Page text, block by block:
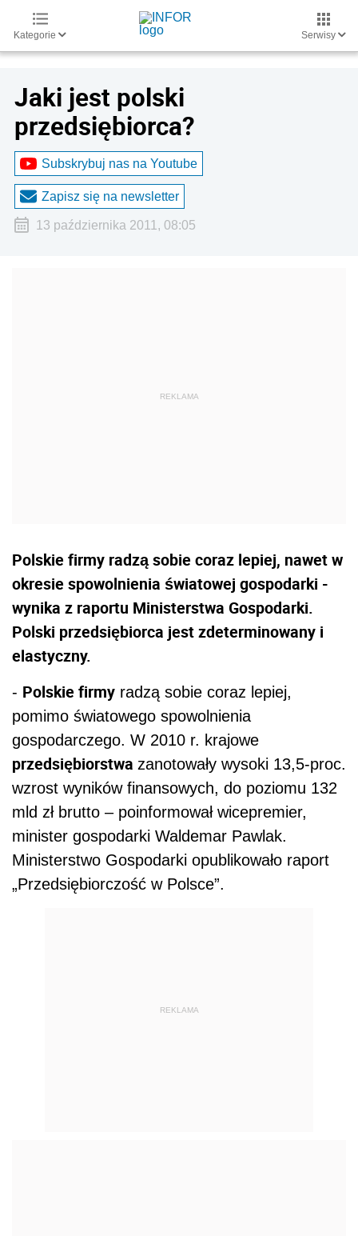
Kategorie Serwisy
Jaki jest polski
przedsiębiorca?
Subskrybuj nas na Youtube
Zapisz się na newsletter
13 października 2011, 08:05
Polskie firmy radzą sobie coraz lepiej, nawet w
okresie spowolnienia światowej gospodarki -
wynika z raportu Ministerstwa Gospodarki.
Polski przedsiębiorca jest zdeterminowany i
elastyczny.
- Polskie firmy radzą sobie coraz lepiej,
pomimo światowego spowolnienia
gospodarczego. W 2010 r. krajowe
przedsiębiorstwa zanotowały wysoki 13,5-proc.
wzrost wyników finansowych, do poziomu 132
mld zł brutto – poinformował wicepremier,
minister gospodarki Waldemar Pawlak.
Ministerstwo Gospodarki opublikowało raport
„Przedsiębiorczość w Polsce”.
REKLAMA